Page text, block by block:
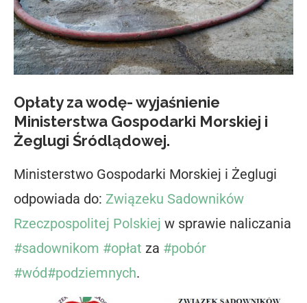
Opłaty za wodę- wyjaśnienie
Ministerstwa Gospodarki Morskiej i
Żeglugi Śródlądowej.
Ministerstwo Gospodarki Morskiej i Żeglugi
odpowiada do: Związeku Sadowników
Rzeczpospolitej Polskiej w sprawie naliczania
#sadownikom #opłat za #pobór
#wód#podziemnych.